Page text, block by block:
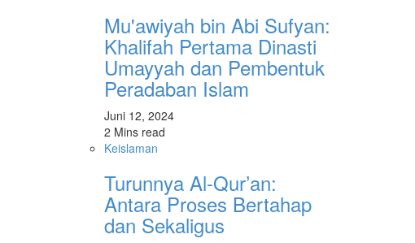
Mu'awiyah bin Abi Sufyan:
Khalifah Pertama Dinasti
Umayyah dan Pembentuk
Peradaban Islam
Juni 12, 2024
2 Mins read
Keislaman
Turunnya Al-Qur’an:
Antara Proses Bertahap
dan Sekaligus